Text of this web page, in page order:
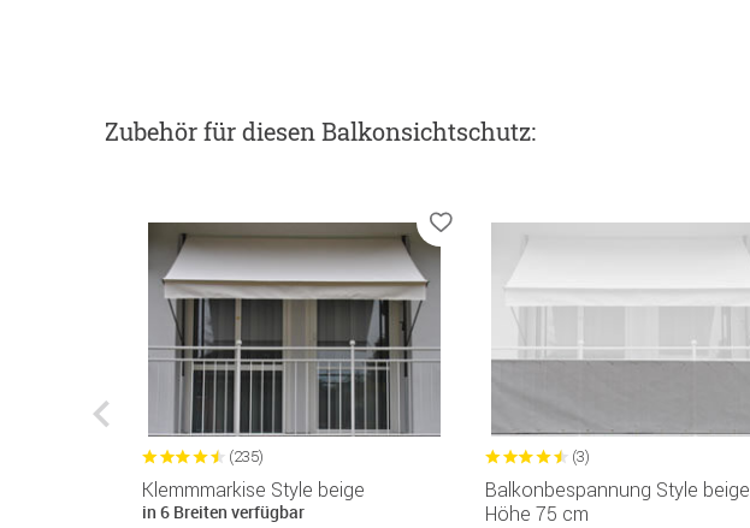
Zubehörfür diesen Balkonsichtschutz:
(235)
Klemmmarkise Style beige
in 6 Breiten verfügbar
(3)
Balkonbespannung Style beige
Höhe 75 cm